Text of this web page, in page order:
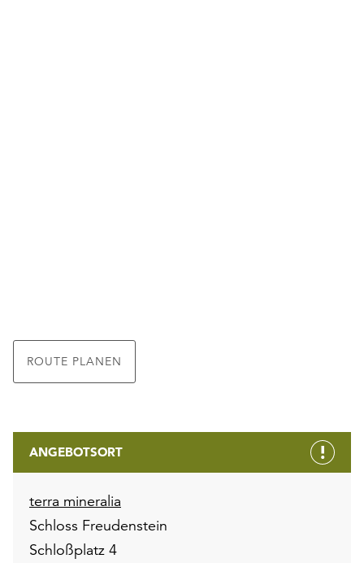
ROUTE PLANEN
ANGEBOTSORT
terra mineralia
Schloss Freudenstein
Schloßplatz 4